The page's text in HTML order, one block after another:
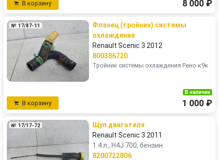
В корзину 8 000 ₽
№ 17/87-11
Фланец (тройник) системы
охлаждения
Renault Scenic 3 2012
800386720
Тройник системы охлаждения Рено к9к
В корзину
В наличии
1 000 ₽
№ 17/17-72
Щуп двигателя
Renault Scenic 3 2011
1.4 л., H4J 700, бензин
8200722806